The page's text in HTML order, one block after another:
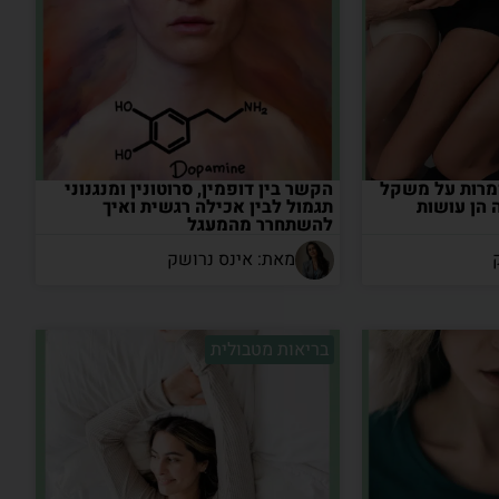
על משקל
גיל 40- מה הן עושות
הקשר בין דופמין, סרוטונין ומנגנוני
תגמול לבין אכילה רגשית ואיך
להשתחרר מהמעגל
מאת: אינס נרושק
בריאות מטבולית